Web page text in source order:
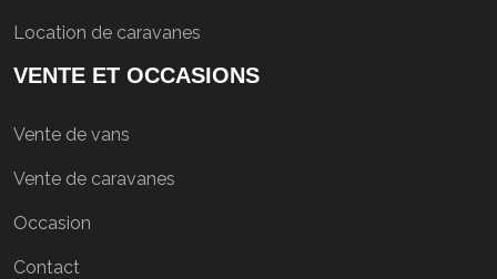
Location de caravanes
VENTE ET OCCASIONS
Vente de vans
Vente de caravanes
Occasion
Contact